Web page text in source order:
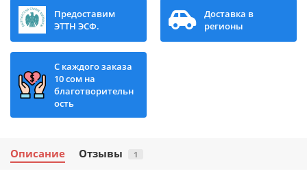
Предоставим
ЭТТН ЭСФ.
Доставка в
регионы
С каждого заказа
10 сом на
благотворительн
ость
Описание Отзывы 1